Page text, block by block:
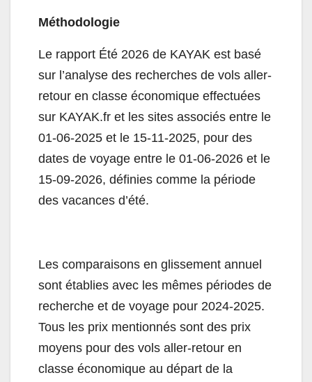
Méthodologie
Le rapport Été 2026 de KAYAK est basé
sur l’analyse des recherches de vols aller-
retour en classe économique effectuées
sur KAYAK.fr et les sites associés entre le
01-06-2025 et le 15-11-2025, pour des
dates de voyage entre le 01-06-2026 et le
15-09-2026, définies comme la période
des vacances d’été.
Les comparaisons en glissement annuel
sont établies avec les mêmes périodes de
recherche et de voyage pour 2024-2025.
Tous les prix mentionnés sont des prix
moyens pour des vols aller-retour en
classe économique au départ de la